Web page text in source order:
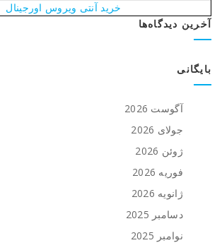
خرید آنتی ویروس اورجینال
آخرین دیدگاه‌ها
بایگانی
آگوست 2026
جولای 2026
ژوئن 2026
فوریه 2026
ژانویه 2026
دسامبر 2025
نوامبر 2025